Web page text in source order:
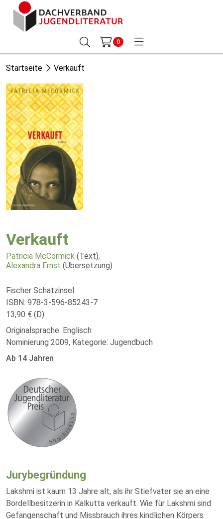
0
Startseite Verkauft
Verkauft
Patricia McCormick (Text),
Alexandra Ernst (Übersetzung)
Fischer Schatzinsel
ISBN: 978-3-596-85243-7
13,90 € (D)
Originalsprache: Englisch
Nominierung 2009, Kategorie: Jugendbuch
Ab 14 Jahren
Jurybegründung
Lakshmi ist kaum 13 Jahre alt, als ihr Stiefvater sie an eine
Bordellbesitzerin in Kalkutta verkauft. Wie für Lakshmi sind
Gefangenschaft und Missbrauch ihres kindlichen Körpers